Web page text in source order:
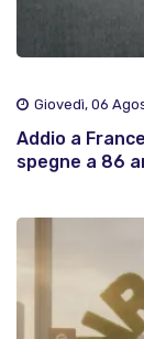
Giovedì, 06
Addio a
spegne a 86